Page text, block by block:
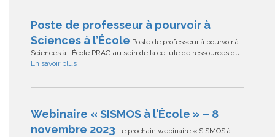
Poste de professeur à pourvoir à
Sciences à l’École Poste de professeur à pourvoir à
Sciences à l'École PRAG au sein de la cellule de ressources du
En savoir plus
Webinaire « SISMOS à l’École » – 8
novembre 2023 Le prochain webinaire « SISMOS à